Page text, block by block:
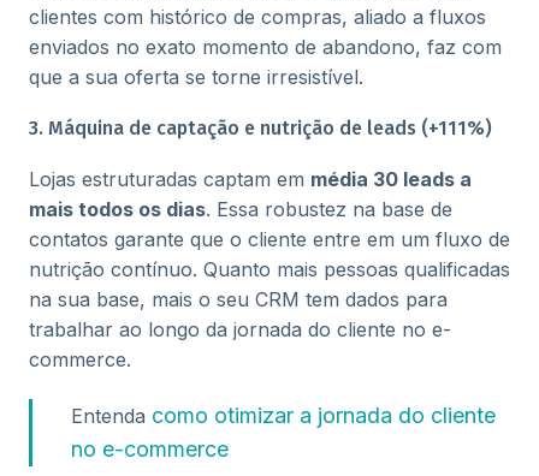
clientes com histórico de compras, aliado a fluxos
enviados no exato momento de abandono, faz com
que a sua oferta se torne irresistível.
3. Máquina de captação e nutrição de leads (+111%)
Lojas estruturadas captam em média 30 leads a
mais todos os dias. Essa robustez na base de
contatos garante que o cliente entre em um fluxo de
nutrição contínuo. Quanto mais pessoas qualificadas
na sua base, mais o seu CRM tem dados para
trabalhar ao longo da jornada do cliente no e-
commerce.
Entenda como otimizar a jornada do cliente
no e-commerce